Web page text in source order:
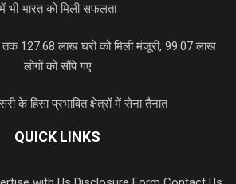
भी भारत को मिली सफलता
127.68 लाख घरों को मिली मंजूरी, 99.07 लाख
लोगों को सौंपे गए
के हिंसा प्रभावित क्षेत्रों में सेना तैनात
QUICK LINKS